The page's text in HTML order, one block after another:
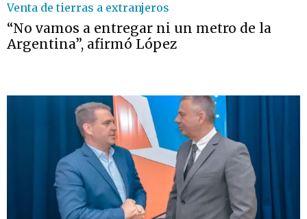
Venta de tierras a extranjeros
“No vamos a entregar ni un metro de la
Argentina”, afirmó López